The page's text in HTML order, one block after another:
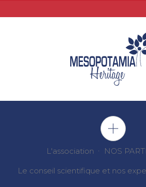
L'association NOS
Le conseil scientifique et nos